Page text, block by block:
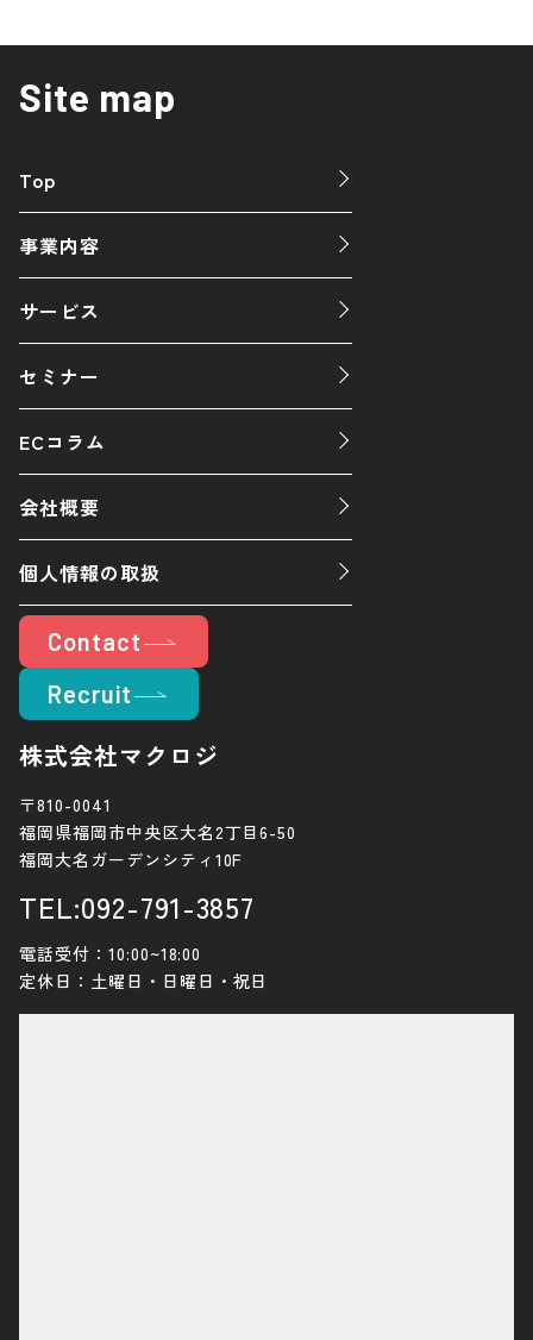
Site map
Top
事業内容
サービス
セミナー
ECコラム
会社概要
個人情報の取扱
Contact
Recruit
株式会社マクロジ
〒810-0041
福岡県福岡市中央区大名2丁目6-50
福岡大名ガーデンシティ10F
TEL:092-791-3857
電話受付：10:00~18:00
定休日：土曜日・日曜日・祝日